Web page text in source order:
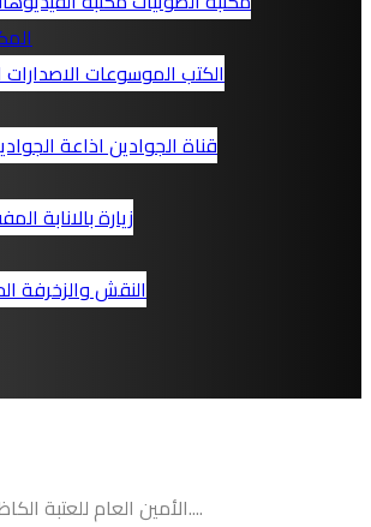
الكتبالموسوعات
قناة الجواديناذاعة
زيارة بالانابة
النقش والزخرفة
الأمين العام للعتبة الكاظمية المقدسة....